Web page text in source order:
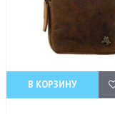
В КОРЗИНУ